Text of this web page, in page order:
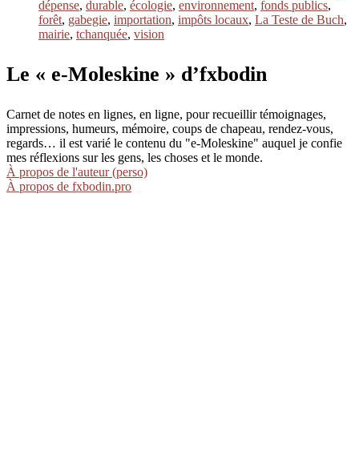
dépense, durable, écologie, environnement, fonds publics,
forêt, gabegie, importation, impôts locaux, La Teste de Buch,
mairie, tchanquée, vision
Le « e-Moleskine » d’fxbodin
Carnet de notes en lignes, en ligne, pour recueillir témoignages,
impressions, humeurs, mémoire, coups de chapeau, rendez-vous,
regards… il est varié le contenu du "e-Moleskine" auquel je confie
mes réflexions sur les gens, les choses et le monde.
À propos de l'auteur (perso)
À propos de fxbodin.pro